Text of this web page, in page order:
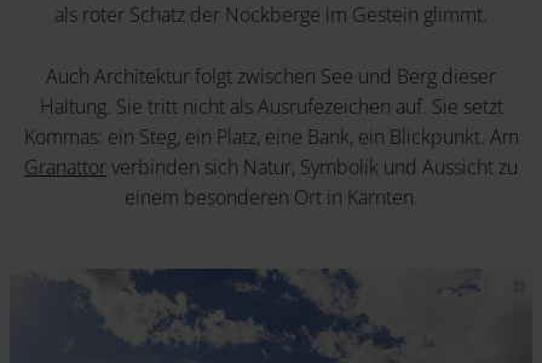
als roter Schatz der Nockberge im Gestein glimmt.
Auch Architektur folgt zwischen See und Berg dieser
Haltung. Sie tritt nicht als Ausrufezeichen auf. Sie setzt
Kommas: ein Steg, ein Platz, eine Bank, ein Blickpunkt. Am
Granattorverbinden sich Natur, Symbolik und Aussicht zu
einem besonderen Ort in Kärnten.